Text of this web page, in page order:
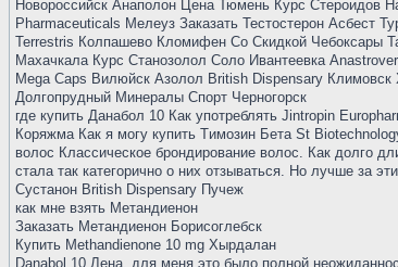
Новороссийск Анаполон Цена Тюмень Курс Стероидов
Pharmaceuticals Мелеуз Заказать Тестостерон Асбест
Terrestris Колпашево Кломифен Со Скидкой Чебоксары
Махачкала Курс Станозолол Соло Ивантеевка
Mega Caps Вилюйск Азолол British Dispensary
Долгопрудный Минералы Спорт Черногорск
где купить Данабол 10 Как употреблять Jintropin
Коряжма Как я могу купить Tимозин Бета St
волос Классическое брондирование волос. Как долго
стала так категорично о них отзываться. Но лучше за
Сустанон British Dispensary Пучеж
как мне взять Метандиенон
Заказать Метандиенон Борисоглебск
Купить Methandienone 10 mg Хырдалан
Danabol 10 Лена, для меня это было полной